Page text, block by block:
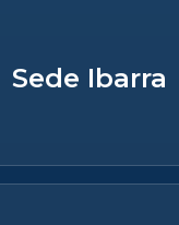
Sede Ibarra